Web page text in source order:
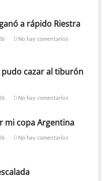
a rápido Riestra
No hay comentarios
pudo cazar al tiburón
No hay comentarios
mi copa Argentina
No hay comentarios